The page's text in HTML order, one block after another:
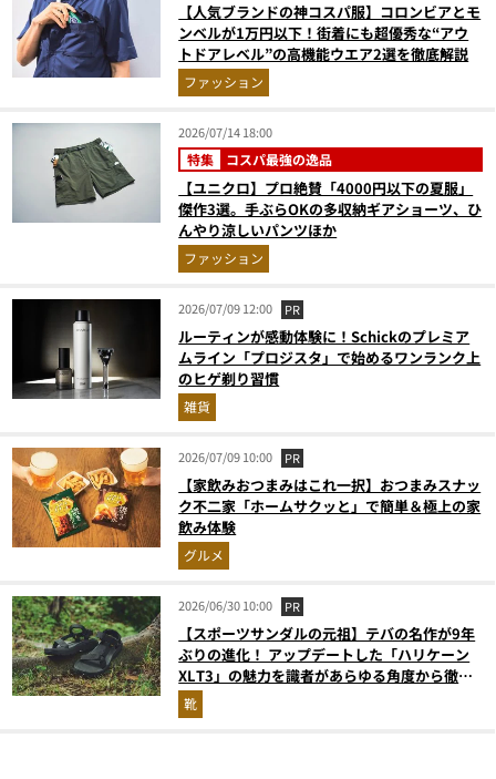
【人気ブランドの神コスパ服】コロンビアとモ
ンベルが1万円以下！街着にも超優秀な“アウ
トドアレベル”の高機能ウエア2選を徹底解説
ファッション
2026/07/14 18:00
特集 コスパ最強の逸品
【ユニクロ】プロ絶賛「4000円以下の夏服」
傑作3選。手ぶらOKの多収納ギアショーツ、ひ
んやり涼しいパンツほか
ファッション
2026/07/09 12:00 PR
ルーティンが感動体験に！Schickのプレミア
ムライン「プロジスタ」で始めるワンランク上
のヒゲ剃り習慣
雑貨
2026/07/09 10:00 PR
【家飲みおつまみはこれ一択】おつまみスナッ
ク不二家「ホームサクッと」で簡単＆極上の家
飲み体験
グルメ
2026/06/30 10:00 PR
【スポーツサンダルの元祖】テバの名作が9年
ぶりの進化！ アップデートした「ハリケーン
XLT3」の魅力を識者があらゆる角度から徹底
解説！
靴